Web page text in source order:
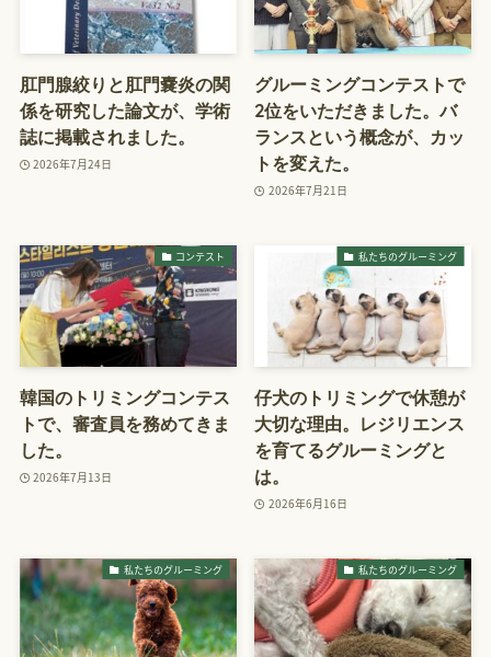
肛門腺絞りと肛門嚢炎の関
係を研究した論文が、学術
誌に掲載されました。
2026年7月24日
グルーミングコンテストで
2位をいただきました。バ
ランスという概念が、カッ
トを変えた。
2026年7月21日
コンテスト
韓国のトリミングコンテス
トで、審査員を務めてきま
した。
2026年7月13日
私たちのグルーミング
仔犬のトリミングで休憩が
大切な理由。レジリエンス
を育てるグルーミングと
は。
2026年6月16日
私たちのグルーミング 私たちのグルーミング